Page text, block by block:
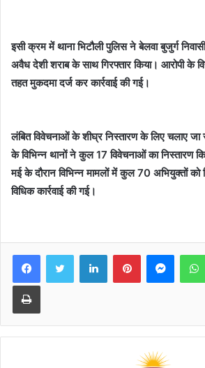
इसी क्रम में थाना भिटौली पुलिस ने बेलवा बुजुर्ग
अवैध देशी शराब के साथ गिरफ्तार किया। आरोपी के
तहत मुकदमा दर्ज कर कार्रवाई की गई।
लंबित विवेचनाओं के शीघ्र निस्तारण के लिए चलाए
के विभिन्न थानों ने कुल 17 विवेचनाओं का निस्तारण
मई के दौरान विभिन्न मामलों में कुल 70 अभियुक्तों को
विधिक कार्रवाई की गई।
FacebookTwitter LinkedInPinterest
Print